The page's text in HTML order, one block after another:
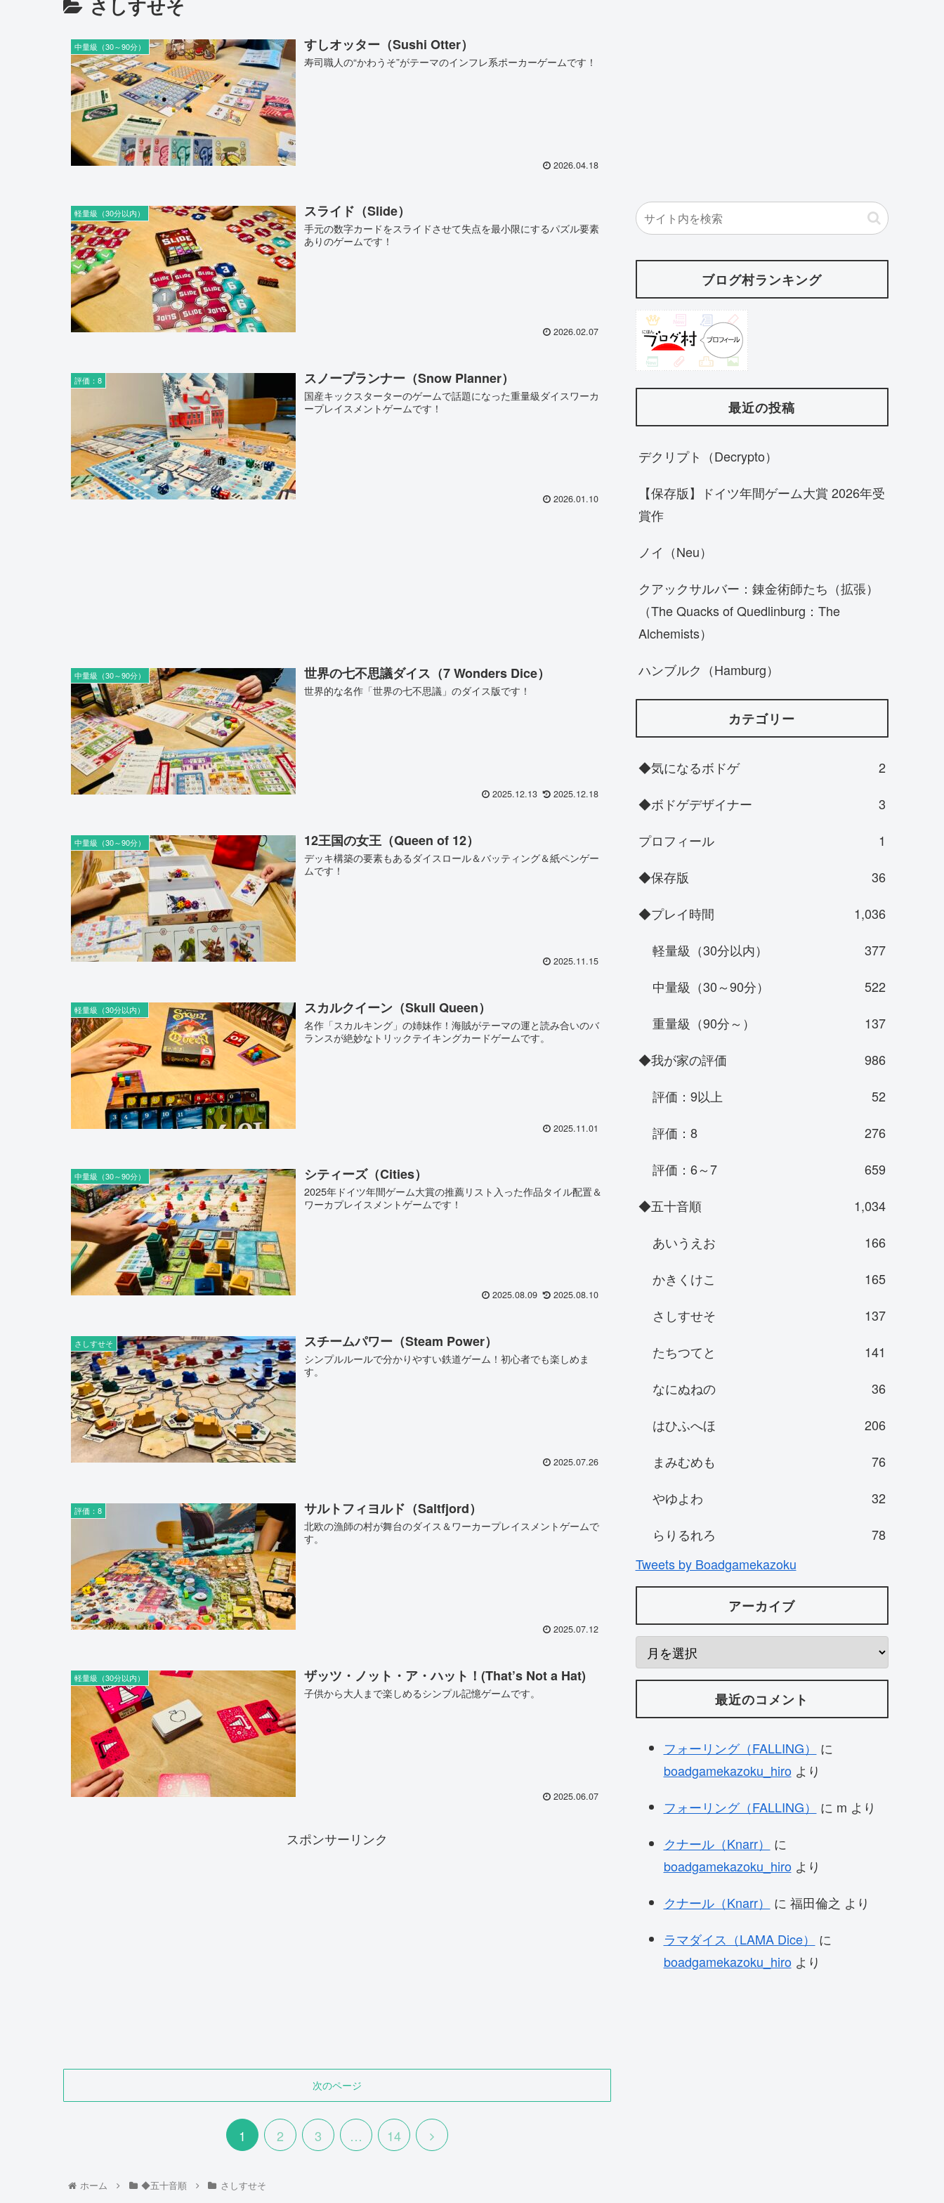
さしすせそ
中量級（30～90分） すしオッター（Sushi Otter）
寿司職人の“かわうそ”がテーマのインフレ系ポーカーゲームです！
2026.04.18
軽量級（30分以内） スライド（Slide）
手元の数字カードをスライドさせて失点を最小限にするパズル要素
ありのゲームです！
2026.02.07
評価：8 スノープランナー（Snow Planner）
国産キックスターターのゲームで話題になった重量級ダイスワーカ
ープレイスメントゲームです！
2026.01.10
中量級（30～90分） 世界の七不思議ダイス（7 Wonders Dice）
世界的な名作「世界の七不思議」のダイス版です！
2025.12.13 2025.12.18
中量級（30～90分） 12王国の女王（Queen of 12）
デッキ構築の要素もあるダイスロール＆バッティング＆紙ペンゲー
ムです！
2025.11.15
軽量級（30分以内） スカルクイーン（Skull Queen）
名作「スカルキング」の姉妹作！海賊がテーマの運と読み合いのバ
ランスが絶妙なトリックテイキングカードゲームです。
2025.11.01
中量級（30～90分） シティーズ（Cities）
2025年ドイツ年間ゲーム大賞の推薦リスト入った作品タイル配置＆
ワーカプレイスメントゲームです！
2025.08.09 2025.08.10
さしすせそ スチームパワー（Steam Power）
シンプルルールで分かりやすい鉄道ゲーム！初心者でも楽しめま
す。
2025.07.26
評価：8 サルトフィヨルド（Saltfjord）
北欧の漁師の村が舞台のダイス＆ワーカープレイスメントゲームで
す。
2025.07.12
軽量級（30分以内） ザッツ・ノット・ア・ハット！(That’s Not a Hat)
子供から大人まで楽しめるシンプル記憶ゲームです。
2025.06.07
スポンサーリンク
次のページ
1 2 3 … 14
ホーム ◆五十音順 さしすせそ
ブログ村ランキング
最近の投稿
デクリプト（Decrypto）
【保存版】ドイツ年間ゲーム大賞 2026年受
賞作
ノイ（Neu）
クアックサルバー：錬金術師たち（拡張）
（The Quacks of Quedlinburg：The
Alchemists）
ハンブルク（Hamburg）
カテゴリー
◆気になるボドゲ
2
◆ボドゲデザイナー
3
プロフィール
1
◆保存版
36
◆プレイ時間
1,036
軽量級（30分以内）
377
中量級（30～90分）
522
重量級（90分～）
137
◆我が家の評価
986
評価：9以上
52
評価：8
276
評価：6～7
659
◆五十音順
1,034
あいうえお
166
かきくけこ
165
さしすせそ
137
たちつてと
141
なにぬねの
36
はひふへほ
206
まみむめも
76
やゆよわ
32
らりるれろ
78
Tweets by Boadgamekazoku
アーカイブ
最近のコメント
フォーリング（FALLING）
に
boadgamekazoku_hiroより
フォーリング（FALLING）
に m より
クナール（Knarr）
に
boadgamekazoku_hiroより
クナール（Knarr）
に 福田倫之 より
ラマダイス（LAMA Dice）
に
boadgamekazoku_hiroより